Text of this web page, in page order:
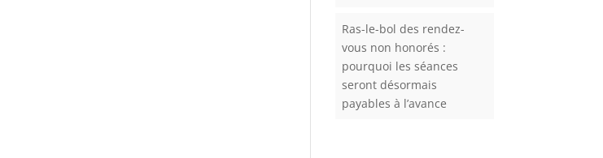
Ras-le-bol des rendez-
vous non honorés :
pourquoi les séances
seront désormais
payables à l’avance